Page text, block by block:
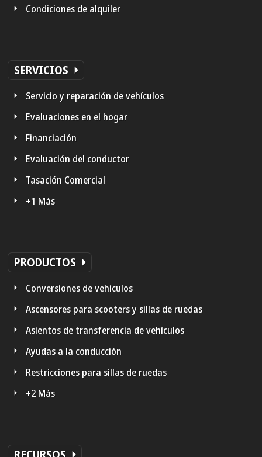
Condiciones de alquiler
SERVICIOS
Servicio y reparación de vehículos
Evaluaciones en el hogar
Financiación
Evaluación del conductor
Tasación Comercial
+1 Más
PRODUCTOS
Conversiones de vehículos
Ascensores para scooters y sillas de ruedas
Asientos de transferencia de vehículos
Ayudas a la conducción
Restricciones para sillas de ruedas
+2 Más